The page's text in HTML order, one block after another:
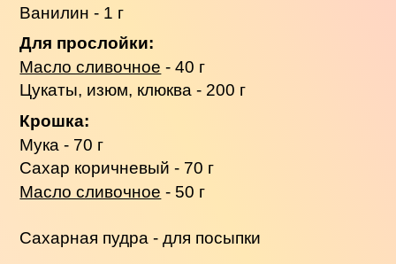
Ванилин - 1 г
Для прослойки:
Масло сливочное - 40 г
Цукаты, изюм, клюква - 200 г
Крошка:
Мука - 70 г
Сахар коричневый - 70 г
Масло сливочное - 50 г
Сахарная пудра - для посыпки